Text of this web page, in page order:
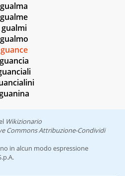
gualma
gualme
gualmi
gualmo
guance
guancia
Wikizionario
Commons Attribuzione-Condividi
in alcun modo espressione